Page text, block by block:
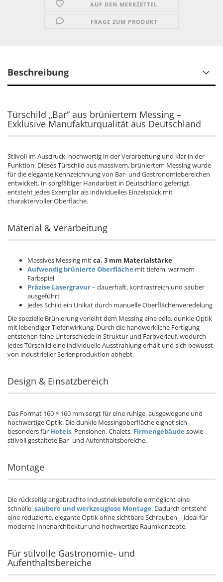
AUF DEN MERKZETTEL
FRAGE ZUM PRODUKT
Beschreibung
Türschild „Bar“ aus brüniertem Messing –
Exklusive Manufakturqualität aus Deutschland
Stilvoll im Ausdruck, hochwertig in der Verarbeitung und klar in der
Funktion: Dieses Türschild aus massivem, brüniertem Messing wurde
für die elegante Kennzeichnung von Bar- und Gastronomiebereichen
entwickelt. In sorgfältiger Handarbeit in Deutschland gefertigt,
entsteht jedes Exemplar als individuelles Einzelstück mit
charaktervoller Oberfläche.
Material & Verarbeitung
Massives Messing mitca. 3 mm Materialstärke
Aufwendig brünierte Oberfläche mit tiefem, warmem
Farbspiel
Präzise Lasergravur– dauerhaft, kontrastreich und sauber
ausgeführt
Jedes Schild ein Unikat durch manuelle Oberflächenveredelung
Die spezielle Brünierung verleiht dem Messing eine edle, dunkle Optik
mit lebendiger Tiefenwirkung. Durch die handwerkliche Fertigung
entstehen feine Unterschiede in Struktur und Farbverlauf, wodurch
jedes Türschild eine individuelle Ausstrahlung erhält und sich bewusst
von industrieller Serienproduktion abhebt.
Design & Einsatzbereich
Das Format 160 × 160 mm sorgt für eine ruhige, ausgewogene und
hochwertige Optik. Die dunkle Messingoberfläche eignet sich
besonders für Hotels, Pensionen, Chalets, Firmengebäude sowie
stilvoll gestaltete Bar- und Aufenthaltsbereiche.
Montage
Die rückseitig angebrachte Industrieklebefolie ermöglicht eine
schnelle,saubere und werkzeuglose Montage. Dadurch entsteht
eine reduzierte, elegante Optik ohne sichtbare Schrauben – ideal für
moderne Innenarchitektur und hochwertige Raumkonzepte.
Für stilvolle Gastronomie- und
Aufenthaltsbereiche